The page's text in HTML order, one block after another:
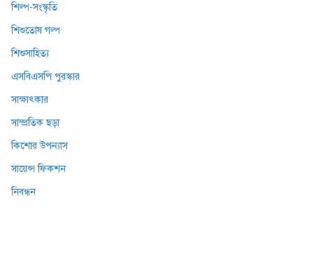
শিল্প-সংস্কৃতি
শিশুতোষ গল্প
শিশুসাহিত্য
এসবিএসপি পুরস্কার
সাক্ষাৎকার
সাম্প্রতিক ছড়া
কিশোর উপন্যাস
সায়েন্স ফিকশন
নিবন্ধন